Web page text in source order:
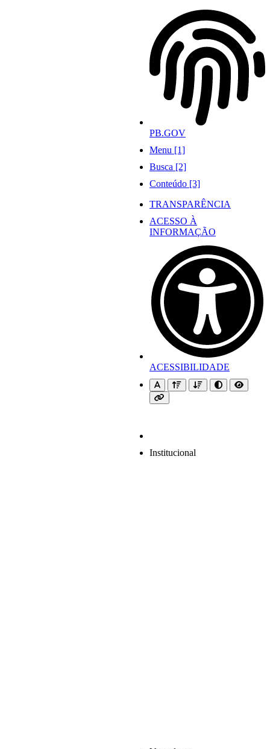
PB.GOV
Menu [1]
Busca [2]
Conteúdo [3]
TRANSPARÊNCIA
ACESSO À
INFORMAÇÃO
ACESSIBILIDADE
Institucional